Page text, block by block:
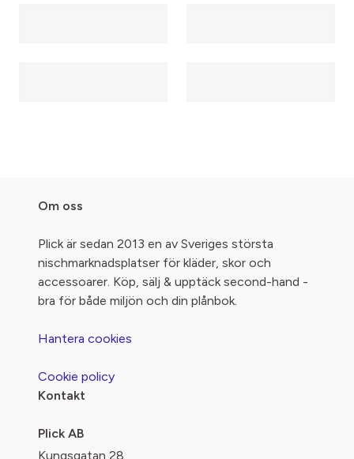
Om oss
Plick är sedan 2013 en av Sveriges största
nischmarknadsplatser för kläder, skor och
accessoarer. Köp, sälj & upptäck second-hand -
bra för både miljön och din plånbok.
Hantera cookies
Cookie policy
Kontakt
Plick AB
Kungsgatan 28